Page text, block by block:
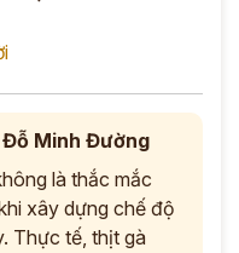
Đỗ Minh Đường
là thắc mắc
xây dựng chế độ
Thực tế, thịt gà